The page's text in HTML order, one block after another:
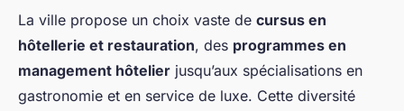
La ville propose un choix vaste de cursus en
hôtellerie et restauration, des programmes en
management hôtelier jusqu’aux spécialisations en
gastronomie et en service de luxe. Cette diversité